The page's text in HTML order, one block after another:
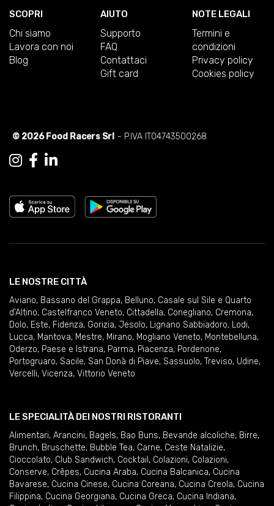
SCOPRI
Chi siamo
Lavora con noi
Blog
AIUTO
Supporto
FAQ
Contattaci
Gift card
NOTE LEGALI
Termini e
condizioni
Privacy policy
Cookies policy
© 2026 Food Racers Srl - P.IVA IT04743500268
LE NOSTRE CITTÀ
Aviano, Bassano del Grappa, Belluno, Casale sul Sile e Quarto
d'Altino, Castelfranco Veneto, Cittadella, Conegliano, Cremona,
Dolo, Este, Fidenza, Gorizia, Jesolo, Lignano Sabbiadoro, Lodi,
Lucca, Mantova, Mestre, Mirano, Mogliano Veneto, Montebelluna,
Oderzo, Paese e Istrana, Parma, Piacenza, Pordenone,
Portogruaro, Sacile, San Donà di Piave, Sassuolo, Treviso, Udine,
Vercelli, Vicenza, Vittorio Veneto
LE SPECIALITÀ DEI NOSTRI RISTORANTI
Alimentari, Arancini, Bagels, Bao Buns, Bevande alcoliche, Birre,
Brunch, Bruschette, Bubble Tea, Carne, Ceste Natalizie,
Cioccolato, Club Sandwich, Cocktail , Colazioni, Colazioni,
Conserve, Crêpes, Cucina Araba, Cucina Balcanica, Cucina
Bavarese, Cucina Cinese, Cucina Coreana, Cucina Creola, Cucina
Filippina, Cucina Georgiana, Cucina Greca, Cucina Indiana,